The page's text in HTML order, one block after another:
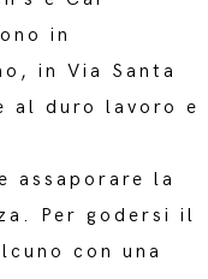
in
in Via Santa
al duro lavoro e
assaporare la
Per godersi il
con una